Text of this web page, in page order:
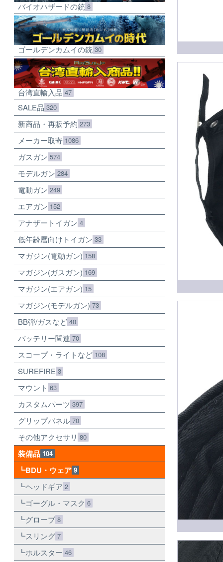
バイオハザードの銃 8
ゴールデンカムイの銃 30
台湾直輸入品 47
SALE品 320
新商品・再販予約 273
メーカー取寄 1086
ガスガン 574
モデルガン 284
電動ガン 249
エアガン 152
アナザートイガン 4
低年齢層向けトイガン 33
マガジン(電動ガン) 158
マガジン(ガスガン) 169
マガジン(エアガン) 15
マガジン(モデルガン) 73
BB弾/ガスなど 40
バッテリー関連 70
スコープ・ライトなど 108
SUREFIRE 3
マウント 63
カスタムパーツ 397
グリップパネル 70
その他アクセサリ 80
装備品 104
BDU・ウェア 9
ヘッドギア 2
ゴーグル・マスク 6
グローブ 8
スリング 7
ホルスター 46